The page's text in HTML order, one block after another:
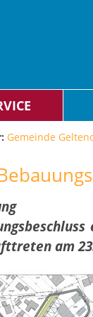
Gemeinde
am